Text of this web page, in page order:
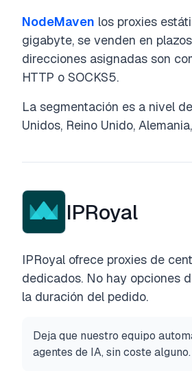
NodeMaven los proxies
gigabyte, se venden en
direcciones asignadas son
HTTP o SOCKS5.
La segmentación es a nivel
Unidos, Reino Unido,
IPRoyal
IPRoyal ofrece proxies de
dedicados. No hay opciones
la duración del pedido.
Deja que nuestro equipo
agentes de IA, sin coste alguno.